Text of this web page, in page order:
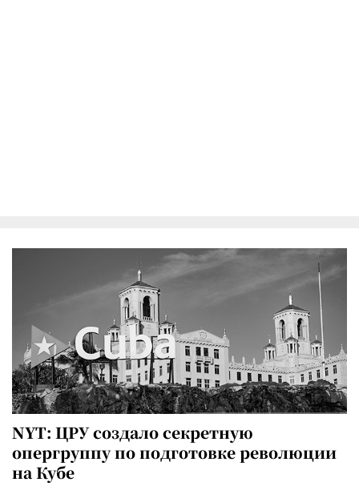
NYT: ЦРУ создало секретную
опергруппу по подготовке революции
на Кубе